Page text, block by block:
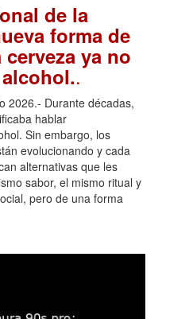
de la
forma de
ya no
.
2026.- Durante décadas,
hablar
Sin embargo, los
evolucionando y cada
alternativas que les
sabor, el mismo ritual y
pero de una forma